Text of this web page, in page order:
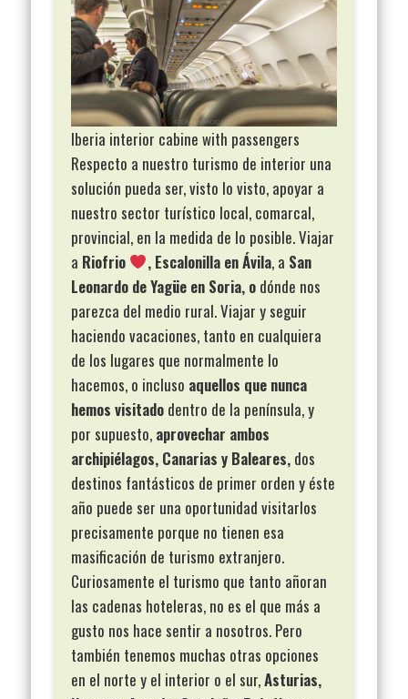
Iberia interior cabine with passengers
Respecto a nuestro turismo de interior una
solución pueda ser, visto lo visto, apoyar a
nuestro sector turístico local, comarcal,
provincial, en la medida de lo posible. Viajar
a Riofrio , Escalonilla en Ávila, a San
Leonardo de Yagüe en Soria, o dónde nos
parezca del medio rural. Viajar y seguir
haciendo vacaciones, tanto en cualquiera
de los lugares que normalmente lo
hacemos, o incluso aquellos que nunca
hemos visitado dentro de la península, y
por supuesto, aprovechar ambos
archipiélagos, Canarias y Baleares, dos
destinos fantásticos de primer orden y éste
año puede ser una oportunidad visitarlos
precisamente porque no tienen esa
masificación de turismo extranjero.
Curiosamente el turismo que tanto añoran
las cadenas hoteleras, no es el que más a
gusto nos hace sentir a nosotros. Pero
también tenemos muchas otras opciones
en el norte y el interior o el sur,Asturias,